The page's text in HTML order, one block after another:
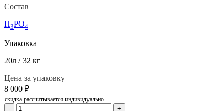
Состав
H3PO4
Упаковка
20л / 32 кг
Цена за упаковку
8 000 ₽
скидка рассчитывается индивидуально
- +